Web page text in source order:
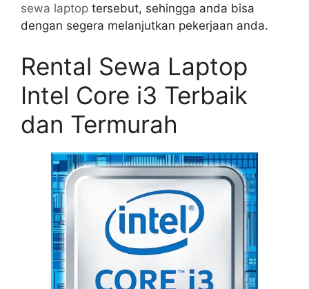
sewa laptop tersebut, sehingga anda bisa
dengan segera melanjutkan pekerjaan anda.
Rental Sewa Laptop
Intel Core i3 Terbaik
dan Termurah